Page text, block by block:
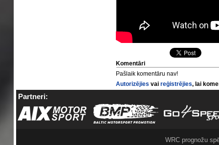
Komentāri
Pašlaik komentāru nav!
Autorizējies vaireģistrējies, lai
Partneri:
WRC prognožu